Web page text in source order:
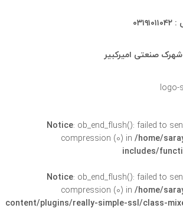
: ۰۳۱۹۱۰۱۱۰۴۲
صنعتی امیرکبیر
Notice: ob_end_flush(): failed to
compression (0) in /home/
includes/
Notice: ob_end_flush(): failed to
compression (0) in /home/
content/plugins/really-simple-ssl/class-